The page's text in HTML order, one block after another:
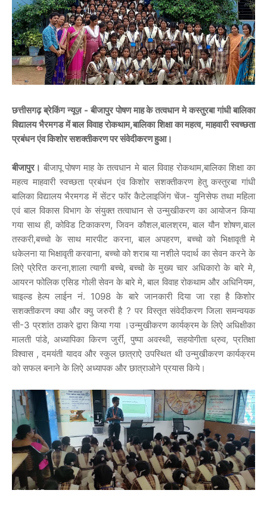
छत्तीसगढ़ ब्रेकिंग न्यूज़ - बीजापुर पोषण माह के तत्वधान मे कस्तुरबा गांधी बालिका
विद्यालय भैरमगड में बाल विवाह रोकथाम,बालिका शिक्षा का महत्व, माहवारी स्वच्छता
प्रबंधन एंव किशोर सशक्तीकरण पर संवेदीकरण हुआ।
बीजापुर। बीजापू पोषण माह के तत्वधान मे बाल विवाह रोकथाम,बालिका शिक्षा का
महत्व माहवारी स्वच्छता प्रबंधन एंव किशोर सशक्तीकरण हेतु कस्तुरबा गांधी
बालिका विद्यालय भैरमगड में सेंटर फॉर कैटेलाइजिंग चेंज- युनिसेफ तथा महिला
एवं बाल विकास विभाग के संयुक्त तत्वाधान से उन्मुखीकरण का आयोजन किया
गया साथ ही, कोविड टिकाकरण, जिवन कौशल,बालश्रम, बाल यौन शोषण,बाल
तस्करी,बच्चो के साथ मारपीट करना, बाल अपहरण, बच्चो को भिक्षावृती मे
धकेलना या भिक्षावृती करवाना, बच्चो को शराब या नशीले पदार्थ का सेवन करने के
लिऐ प्रेरित करना,शाला त्यागी बच्चे, बच्चो के मुख्य चार अधिकारो के बारे मे,
आयरन फोलिक एसिड गोली सेवन के बारे मे, बाल विवाह रोकथाम और अधिनियम,
चाइल्ड हेल्प लाईन नं. 1098 के बारे जानकारी दिया जा रहा है किशोर
सशक्तीकरण क्या और क्यु जरुरी है ? पर विस्तृत संवेदीकरण जिला समन्वयक
सी-3 प्रशांत ठाकरे द्वारा किया गया ।उन्मुखीकरण कार्यक्रम के लिऐ अधिक्षीका
मालती पांडे, अध्यापिका किरण जुर्री, पुष्पा अवस्थी, सहयोगीता ध्रुव, प्रतिक्षा
विश्वास , दमयंती यादव और स्कुल छात्राऐ उपस्थित थी उन्मुखीकरण कार्यक्रम
को सफल बनाने के लिऐ अध्यापक और छात्राओने प्रयास किये।